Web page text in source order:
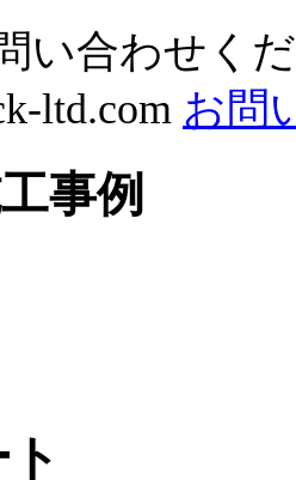
い合わせく
ltd.com お問
事例